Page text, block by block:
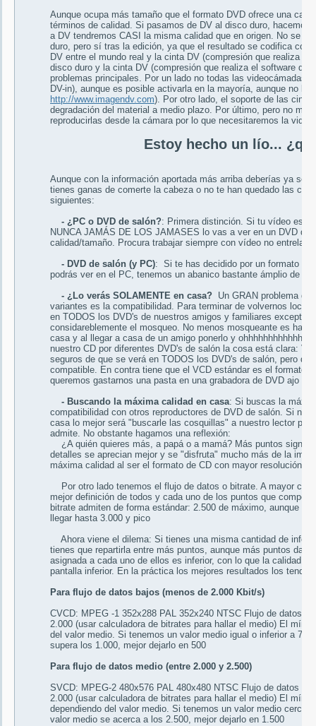
Aunque ocupa más tamaño que el formato DVD ofrece una
términos de calidad. Si pasamos de DV al disco duro,
a DV tendremos CASI la misma calidad que en origen. No se
duro, pero sí tras la edición, ya que el resultado se codifica
DV entre el mundo real y la cinta DV (compresión que realiza
disco duro y la cinta DV (compresión que realiza el software de
problemas principales. Por un lado no todas las videocámadas
DV-in), aunque es posible activarla en la mayoría, aunque no la
http://www.imagendv.com). Por otro lado, el soporte de las
degradación del material a medio plazo. Por último, pero no
reproducirlas desde la cámara por lo que necesitaremos la
Estoy hecho un lío...
Aunque con la información aportada más arriba deberías ya
tienes ganas de comerte la cabeza o no te han quedado las
siguientes:
- ¿PC o DVD de salón?: Primera distinción. Si tu vídeo es
NUNCA JAMÁS DE LOS JAMASES lo vas a ver en un DVD
calidad/tamaño. Procura trabajar siempre con vídeo no
- DVD de salón (y PC): Si te has decidido por un formato
podrás ver en el PC, tenemos un abanico bastante ámplio de
- ¿Lo verás SOLAMENTE en casa? Un GRAN problema de
variantes es la compatibilidad. Para terminar de volvernos
en TODOS los DVD's de nuestros amigos y familiares excepto
considareblemente el mosqueo. No menos mosqueante es
casa y al llegar a casa de un amigo ponerlo y
nuestro CD por diferentes DVD's de salón la cosa está clara:
seguros de que se verá en TODOS los DVD's de salón, pero
compatible. En contra tiene que el VCD estándar es el formato
queremos gastarnos una pasta en una grabadora de DVD ajo y
- Buscando la máxima calidad en casa: Si buscas la
compatibilidad con otros reproductores de DVD de salón. Si
casa lo mejor será "buscarle las cosquillas" a nuestro lector
admite. No obstante hagamos una reflexión:
¿A quién quieres más, a papá o a mamá? Más puntos
detalles se aprecian mejor y se "disfruta" mucho más de la
máxima calidad al ser el formato de CD con mayor resolución
Por otro lado tenemos el flujo de datos o bitrate. A mayor
mejor definición de todos y cada uno de los puntos que
bitrate admiten de forma estándar: 2.500 de máximo, aunque
llegar hasta 3.000 y pico
Ahora viene el dilema: Si tienes una misma cantidad de
tienes que repartirla entre más puntos, aunque más puntos dan
asignada a cada uno de ellos es inferior, con lo que la calidad
pantalla inferior. En la práctica los mejores resultados los
Para flujo de datos bajos (menos de 2.000 Kbit/s)
CVCD: MPEG -1 352x288 PAL 352x240 NTSC Flujo de datos
2.000 (usar calculadora de bitrates para hallar el medio) El
del valor medio. Si tenemos un valor medio igual o inferior a
supera los 1.000, mejor dejarlo en 500
Para flujo de datos medio (entre 2.000 y 2.500)
SVCD: MPEG-2 480x576 PAL 480x480 NTSC Flujo de datos
2.000 (usar calculadora de bitrates para hallar el medio) El
dependiendo del valor medio. Si tenemos un valor medio
valor medio se acerca a los 2.500, mejor dejarlo en 1.500